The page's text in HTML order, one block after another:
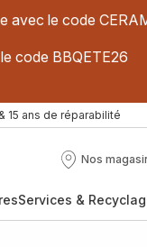
avec le code
code BBQETE26
15 ans de réparabilité
Nos
Nos
Services &